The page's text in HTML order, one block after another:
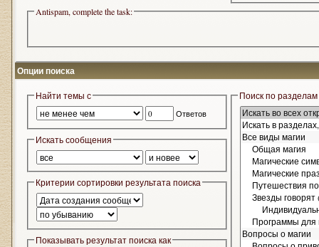
Antispam, complete the task:
Опции поиска
Найти темы с
Ответов
Искать сообщения
Критерии сортировки результата поиска
Показывать результат поиска как
Поиск по разделам